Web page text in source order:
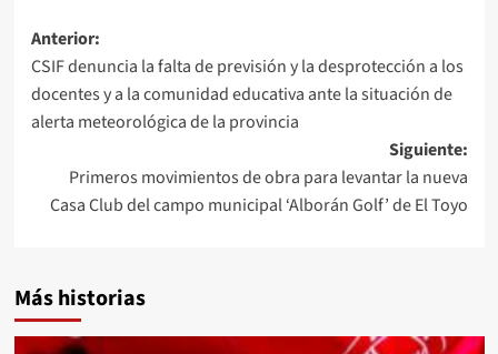
Navegación
de
entradas
Anterior:
CSIF denuncia la falta de previsión y la desprotección a los
docentes y a la comunidad educativa ante la situación de
alerta meteorológica de la provincia
Siguiente:
Primeros movimientos de obra para levantar la nueva
Casa Club del campo municipal ‘Alborán Golf’ de El Toyo
Más historias